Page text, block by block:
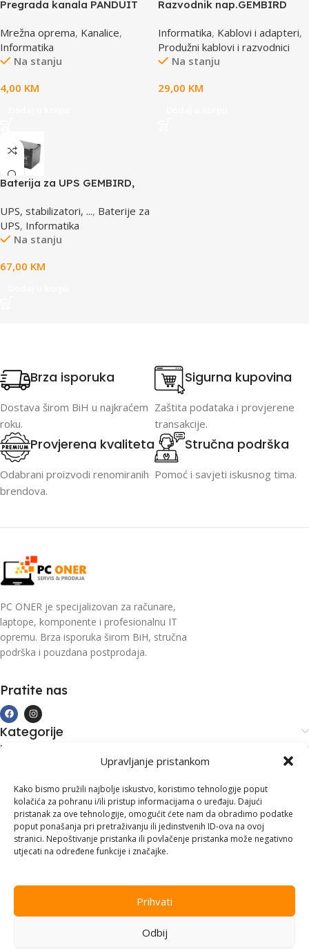
Upravljanje pristankom
Kako bismo pružili najbolje iskustvo, koristimo tehnologije poput
kolačića za pohranu i/ili pristup informacijama o uređaju. Dajući
pristanak za ove tehnologije, omogućit ćete nam da obradimo podatke
poput ponašanja pri pretraživanju ili jedinstvenih ID-ova na ovoj
stranici. Nepoštivanje pristanka ili povlačenje pristanka može negativno
utjecati na određene funkcije i značajke.
Prihvati
Odbij
Pregrada kanala PANDUIT
Mrežna oprema, Kanalice,
Informatika
Na stanju
4,00 KM
Razvodnik nap.GEMBIRD
prekidac, 4,5m, osigurač,
prenaponska zaštita
Informatika, Kablovi i adapteri,
Produžni kablovi i razvodnici
Na stanju
29,00 KM
Baterija za UPS GEMBIRD,
UPS, stabilizatori, ..., Baterije za
UPS, Informatika
Na stanju
67,00 KM
Brza isporuka
Dostava širom BiH u najkraćem
roku.
Sigurna kupovina
Zaštita podataka i provjerene
transakcije.
Provjerena kvaliteta
Odabrani proizvodi renomiranih
brendova.
Stručna podrška
Pomoć i savjeti iskusnog tima.
PC ONER je specijalizovan za računare,
laptope, komponente i profesionalnu IT
opremu. Brza isporuka širom BiH, stručna
podrška i pouzdana postprodaja.
Pratite nas
Kategorije
Kupovina i podrška
Kontakt informacije
Branilaca Bosne, 75 300 Lukavac
+387 35 555 999
info@pconer.ba